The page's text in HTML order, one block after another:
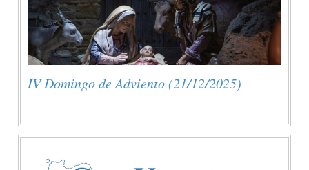
IV Domingo de Adviento (21/12/2025)